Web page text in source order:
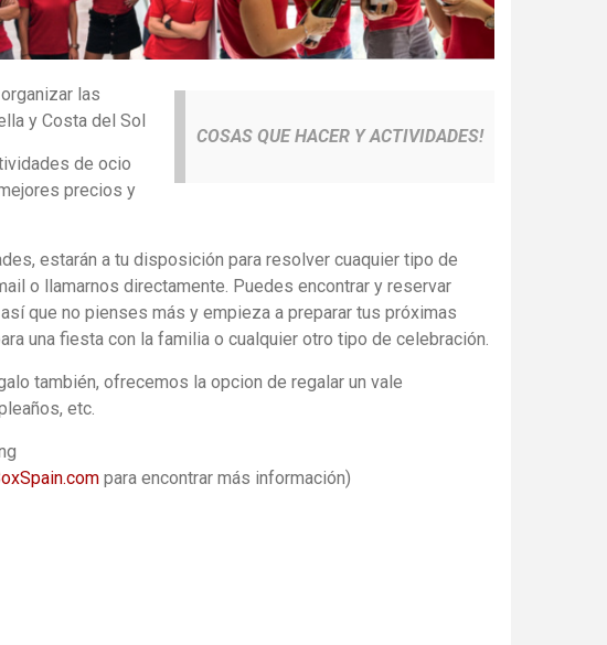
COSAS QUE HACER Y ACTIVIDADES!
las
y Costa del Sol
de ocio
precios y
estarán a tu disposición para resolver cuaquier tipo de
o llamarnos directamente. Puedes encontrar y reservar
que no pienses más y empieza a preparar tus próximas
una fiesta con la familia o cualquier otro tipo de celebración.
también, ofrecemos la opcion de regalar un vale
etc.
para encontrar más información)